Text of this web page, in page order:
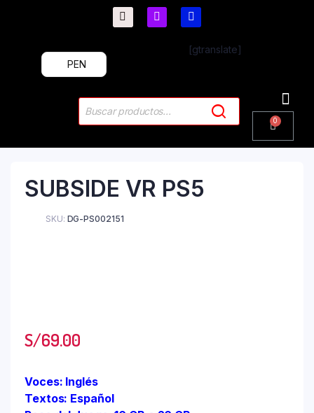
[gtranslate]
PEN
SUBSIDE VR PS5
SKU: DG-PS002151
S/69.00
Voces: Inglés
Textos: Español